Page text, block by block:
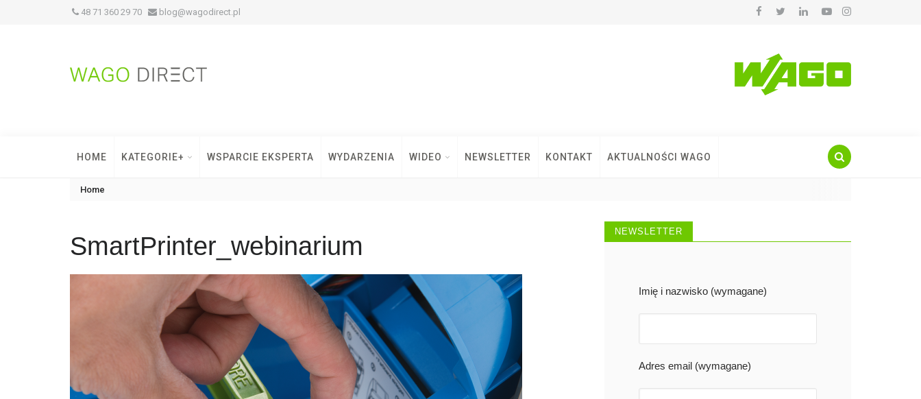
48 71 360 29 70 blog@wagodirect.pl
HOME KATEGORIE+ WSPARCIE EKSPERTA WYDARZENIA WIDEO NEWSLETTER KONTAKT AKTUALNOŚCI WAGO
Home
SmartPrinter_webinarium
NEWSLETTER
Imię i nazwisko (wymagane)
Adres email (wymagane)